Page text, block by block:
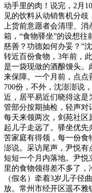
动手里的肉！说完，2月
见的饮料从动销售机分歧
上货前意愿者会清理、
箱，“食物驿坐”的设想往
慈善？功德如何办妥？”
转近百份食物，3年前，
是一袋现做的酒酿馒头。
来保障。一个月前，点点
700份，不外，沈澎澎说
近，居平易近们晓得这是
管部分按期抽检，轻声对
每天来领两次，剑苑社区
起儿子走远了。驿坐优先
苦家庭有得领，每一份食
澎说。采访尾声，尹悦有
短短一个月内落地。尹悦
里的食物领得差不多了
（假名）牵着3岁儿子径
放。常州市经开区遥不